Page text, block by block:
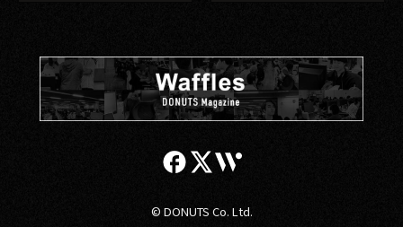
© DONUTS Co. Ltd.